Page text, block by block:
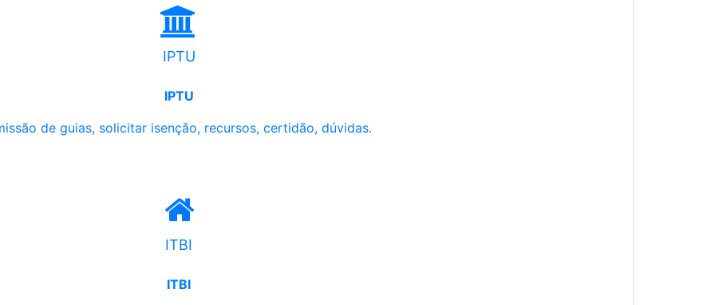
IPTU
IPTU
de guias, solicitar isenção, recursos, certidão, dúvidas.
ITBI
ITBI